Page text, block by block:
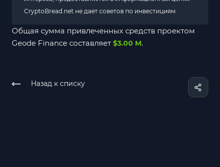
CryptoBread.net не дает советов по инвестициям.
Общая сумма привлеченных средств проектом
Geode Finance составляет $3.00 M.
Назад к списку